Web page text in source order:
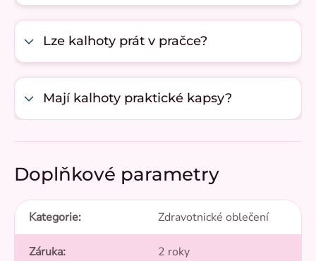
Lze kalhoty prát v pračce?
Mají kalhoty praktické kapsy?
Doplňkové parametry
Kategorie: Zdravotnické oblečení
Záruka: 2 roky